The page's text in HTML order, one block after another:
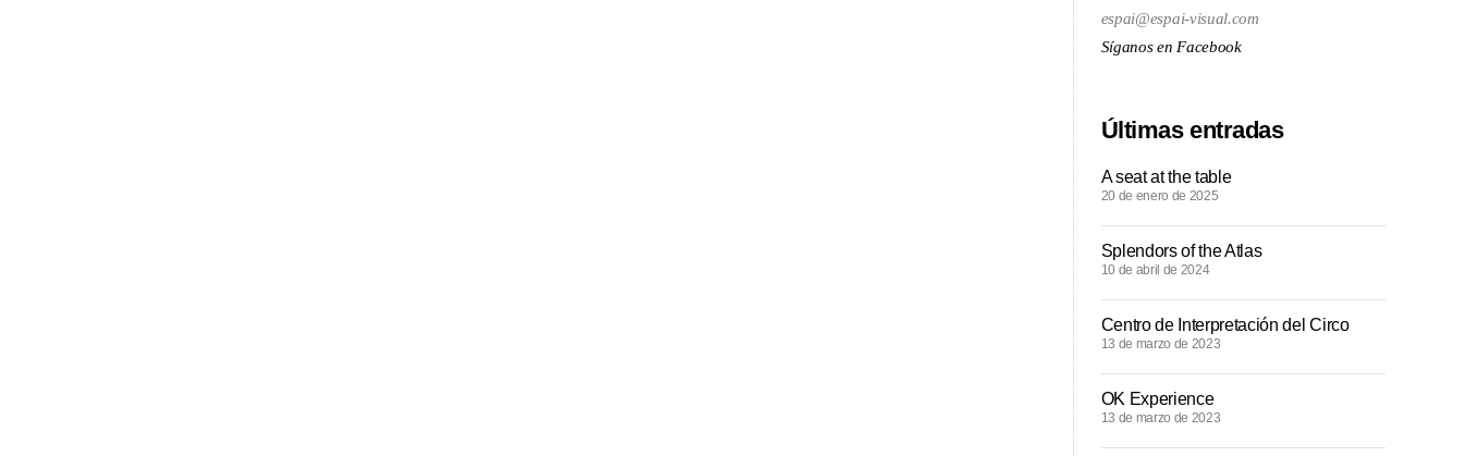
espai@espai-visual.com
Síganos en Facebook
Últimas entradas
A seat at the table
20 de enero de 2025
Splendors of the Atlas
10 de abril de 2024
Centro de Interpretación del Circo
13 de marzo de 2023
OK Experience
13 de marzo de 2023